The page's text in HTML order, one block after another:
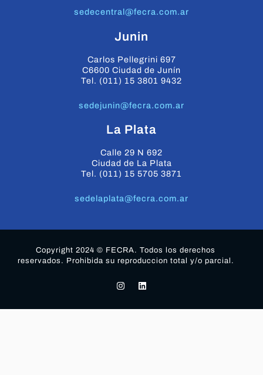
sedecentral@fecra.com.ar
Junin
Carlos Pellegrini 697
C6600 Ciudad de Junín
Tel. (011) 15 3801 9432
sedejunin@fecra.com.ar
La Plata
Calle 29 N 692
Ciudad de La Plata
Tel. (011) 15 5705 3871
sedelaplata@fecra.com.ar
Copyright 2024 © FECRA. Todos los derechos
reservados. Prohibida su reproduccion total y/o parcial.